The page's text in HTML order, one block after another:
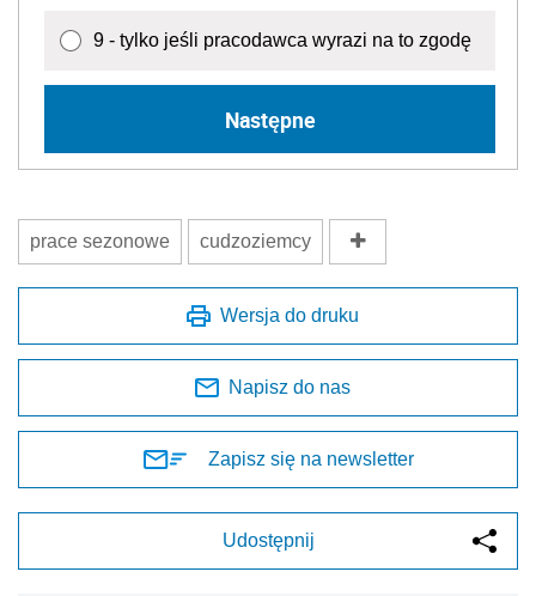
9 - tylko jeśli pracodawca wyrazi na to zgodę
Następne
prace sezonowe cudzoziemcy
Wersja do druku
Napisz do nas
Zapisz się na newsletter
Udostępnij